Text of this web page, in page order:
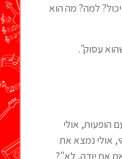
למה? מה הוא
עסוק".
הופעות, אולי
אולי נמצא את
את יודה, לא"?